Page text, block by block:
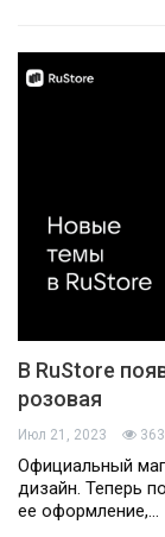
В RuStore
розовая
Июл 21, 2023 363
Официальный
дизайн. Теперь
ее оформление,…